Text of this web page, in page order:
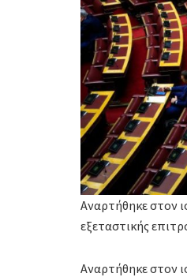
Αναρτήθηκε στον
εξεταστικής
Αναρτήθηκε στον